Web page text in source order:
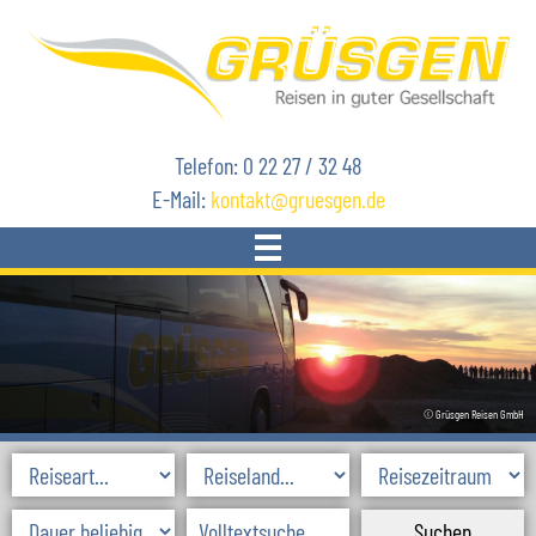
Telefon: 0 22 27 / 32 48
E-Mail: kontakt gruesgen.de
START
REISEN
AKTUELLES
SKIREISEN
© Grüsgen Reisen GmbH